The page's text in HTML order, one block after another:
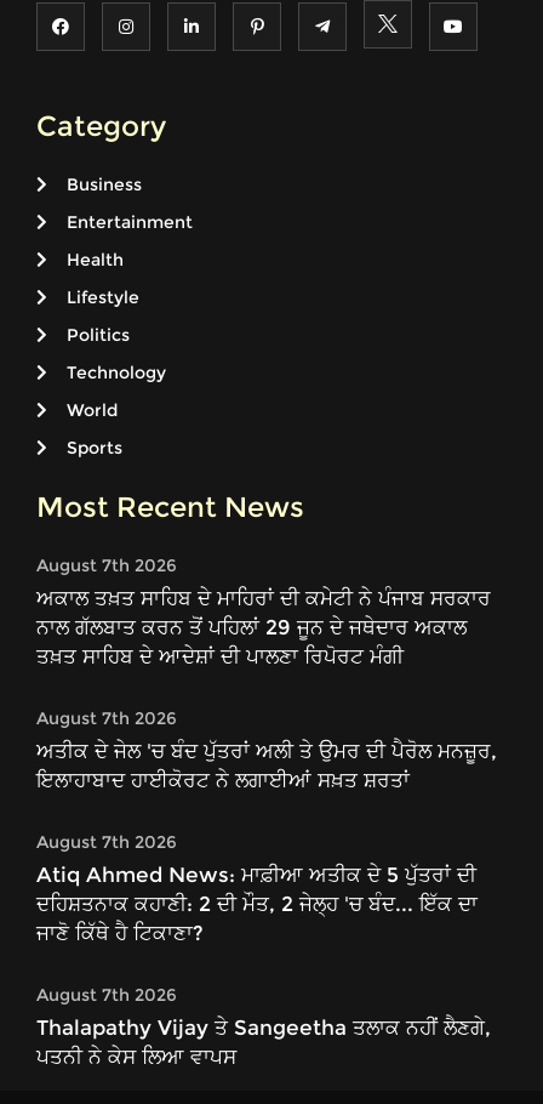
Category
Business
Entertainment
Health
Lifestyle
Politics
Technology
World
Sports
Most Recent News
August 7th 2026
ਅਕਾਲ ਤਖ਼ਤ ਸਾਹਿਬ ਦੇ ਮਾਹਿਰਾਂ ਦੀ ਕਮੇਟੀ ਨੇ ਪੰਜਾਬ ਸਰਕਾਰ
ਨਾਲ ਗੱਲਬਾਤ ਕਰਨ ਤੋਂ ਪਹਿਲਾਂ 29 ਜੂਨ ਦੇ ਜਥੇਦਾਰ ਅਕਾਲ
ਤਖ਼ਤ ਸਾਹਿਬ ਦੇ ਆਦੇਸ਼ਾਂ ਦੀ ਪਾਲਣਾ ਰਿਪੋਰਟ ਮੰਗੀ
August 7th 2026
ਅਤੀਕ ਦੇ ਜੇਲ 'ਚ ਬੰਦ ਪੁੱਤਰਾਂ ਅਲੀ ਤੇ ਉਮਰ ਦੀ ਪੈਰੋਲ ਮਨਜ਼ੂਰ,
ਇਲਾਹਾਬਾਦ ਹਾਈਕੋਰਟ ਨੇ ਲਗਾਈਆਂ ਸਖ਼ਤ ਸ਼ਰਤਾਂ
August 7th 2026
Atiq Ahmed News: ਮਾਫ਼ੀਆ ਅਤੀਕ ਦੇ 5 ਪੁੱਤਰਾਂ ਦੀ
ਦਹਿਸ਼ਤਨਾਕ ਕਹਾਣੀ: 2 ਦੀ ਮੌਤ, 2 ਜੇਲ੍ਹ 'ਚ ਬੰਦ... ਇੱਕ ਦਾ
ਜਾਣੋ ਕਿੱਥੇ ਹੈ ਟਿਕਾਣਾ?
August 7th 2026
Thalapathy Vijay ਤੇ Sangeetha ਤਲਾਕ ਨਹੀਂ ਲੈਣਗੇ,
ਪਤਨੀ ਨੇ ਕੇਸ ਲਿਆ ਵਾਪਸ